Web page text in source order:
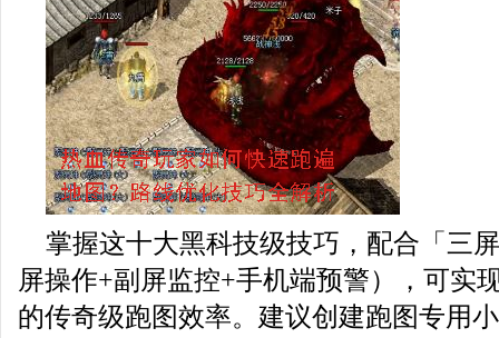
掌握这十大黑科技级技巧，配合「三
屏操作+副屏监控+手机端预警），可实
的传奇级跑图效率。建议创建跑图专用